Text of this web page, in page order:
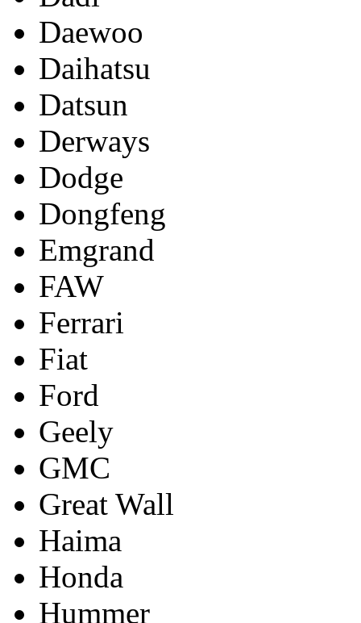
Daewoo
Daihatsu
Datsun
Derways
Dodge
Dongfeng
Emgrand
FAW
Ferrari
Fiat
Ford
Geely
GMC
Great Wall
Haima
Honda
Hummer